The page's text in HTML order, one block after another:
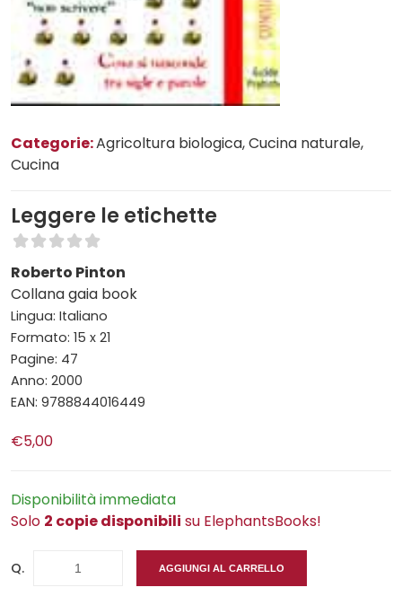
Categorie:Agricoltura biologica, Cucina naturale,
Cucina
Leggere le etichette
Roberto Pinton
Collana gaia book
Lingua: Italiano
Formato: 15 x 21
Pagine: 47
Anno: 2000
EAN: 9788844016449
€5,00
Disponibilità immediata
Solo 2 copie disponibili su ElephantsBooks!
Q. AGGIUNGI AL CARRELLO